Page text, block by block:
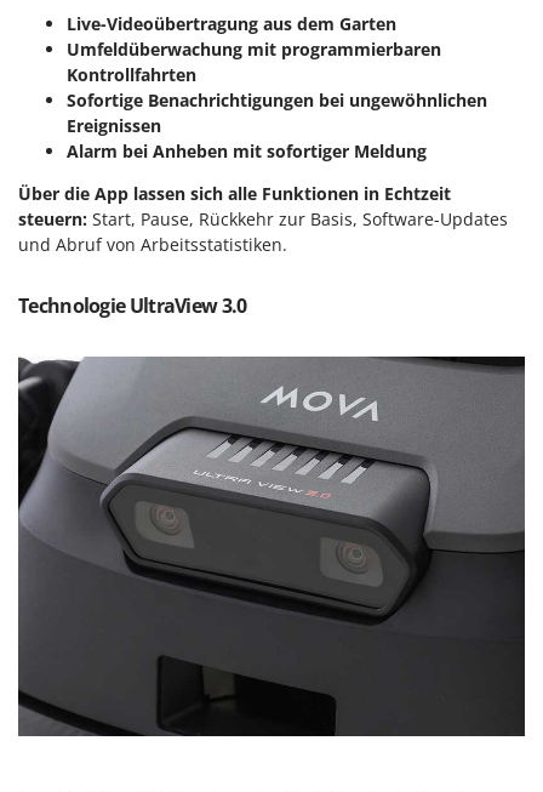
Zerstäuber
Zinkeneggen
Zubehör für Rasentraktoren
Lotusgrill
M.A.I.BO.
Macom
Macte Ovens
Makita
MAMMAMIA
Marina Systems
Mastercook
MCH
Michelin
Mille
Minox
MOVA
Mowox
Live-Videoübertragung aus dem Garten
Umfeldüberwachung mit programmierbaren
Kontrollfahrten
Sofortige Benachrichtigungen bei ungewöhnlichen
Ereignissen
Alarm bei Anheben mit sofortiger Meldung
Über die App lassen sich alle Funktionen in Echtzeit
steuern: Start, Pause, Rückkehr zur Basis, Software-Updates
und Abruf von Arbeitsstatistiken.
Technologie UltraView 3.0